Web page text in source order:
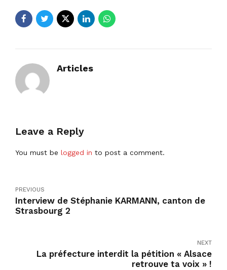
Articles
Leave a Reply
You must be logged in to post a comment.
PREVIOUS
Interview de Stéphanie KARMANN, canton de
Strasbourg 2
NEXT
La préfecture interdit la pétition « Alsace
retrouve ta voix » !